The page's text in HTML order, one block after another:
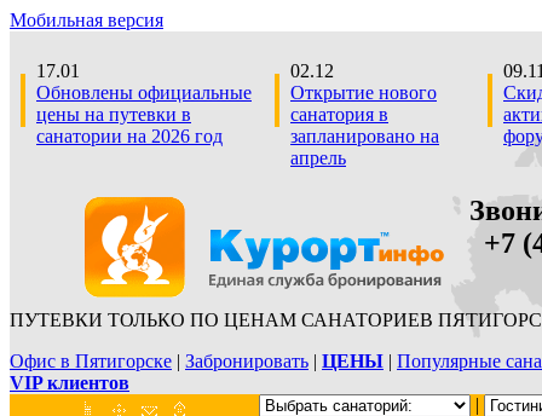
Мобильная версия
17.01
Обновлены официальные
цены на путевки в
санатории на 2026 год
02.12
Открытие нового
санатория в
запланировано на
апрель
+7
ПУТЕВКИ ТОЛЬКО ПО ЦЕНАМ САНАТОРИЕВ
Офис в Пятигорске | Забронировать | ЦЕНЫ | Популярные
VIP клиентов
|